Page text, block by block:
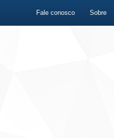
Fale conosco Sobre